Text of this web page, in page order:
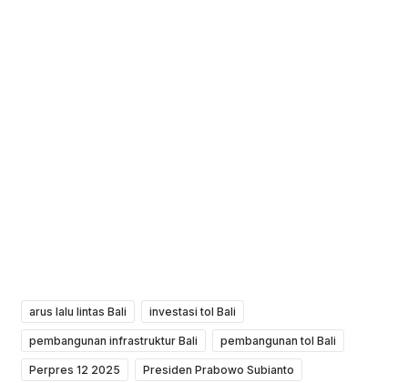
arus lalu lintas Bali investasi tol Bali
pembangunan infrastruktur Bali pembangunan tol Bali
Perpres 12 2025 Presiden Prabowo Subianto